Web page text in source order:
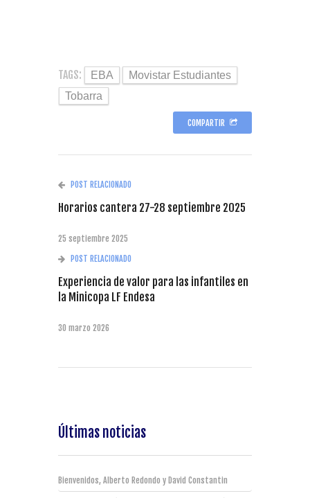
TAGS: EBA
Movistar Estudiantes
Tobarra
COMPARTIR
POST RELACIONADO
Horarios cantera 27-28 septiembre 2025
25 septiembre 2025
POST RELACIONADO
Experiencia de valor para las infantiles en
la Minicopa LF Endesa
30 marzo 2026
Últimas noticias
Bienvenidos, Alberto Redondo y David Constantin